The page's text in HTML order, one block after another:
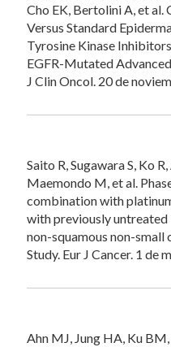
Cho EK, Bertolini A, et al.
Versus Standard
Tyrosine Kinase
EGFR-Mutated
J Clin Oncol. 20 de
Saito R, Sugawara S, Ko
Maemondo M, et al.
combination with
with previously untreated
non-squamous non-small
Study. Eur J Cancer. 1 de
Ahn MJ, Jung HA, Ku BM,